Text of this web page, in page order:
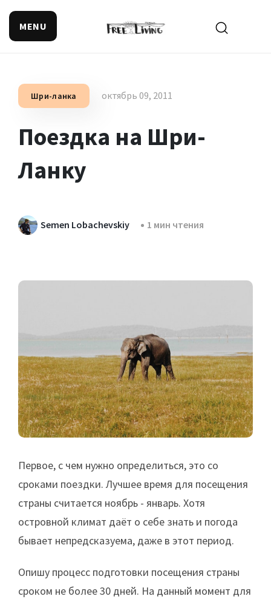
MENU
Шри-ланка октябрь 09, 2011
Поездка на Шри-
Ланку
Semen Lobachevskiy 1 мин чтения
Первое, с чем нужно определиться, это со
сроками поездки. Лучшее время для посещения
страны считается ноябрь - январь. Хотя
островной климат даёт о себе знать и погода
бывает непредсказуема, даже в этот период.
Опишу процесс подготовки посещения страны
сроком не более 30 дней. На данный момент для